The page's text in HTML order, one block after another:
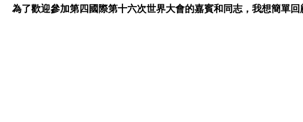
為了歡迎參加第四國際第十六次世界大會的嘉賓和同志，我想簡單回